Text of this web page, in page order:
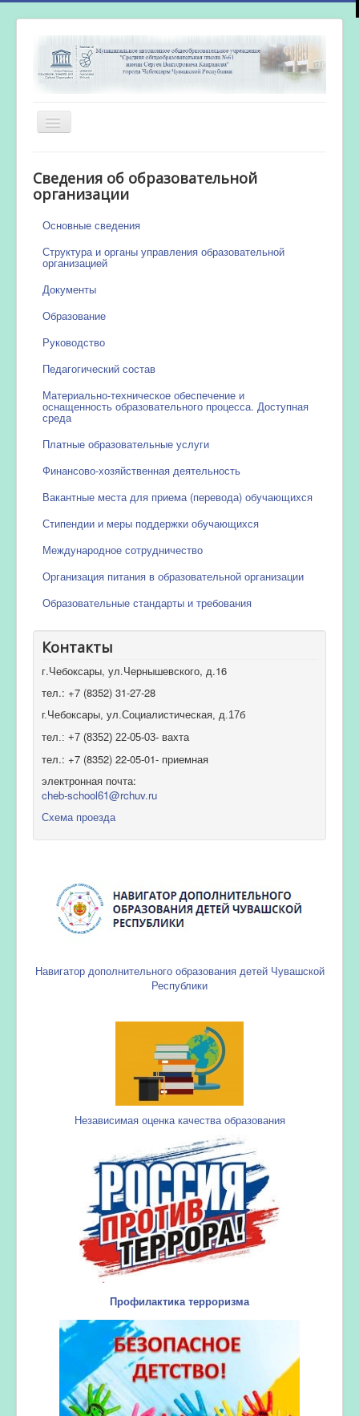
Включить/
выключить
Новости
Сведения об образовательной
организации
Основные сведения
Структура и органы управления образовательной
организацией
Документы
Образование
Руководство
Педагогический состав
Материально-техническое обеспечение и
оснащенность образовательного процесса. Доступная
среда
Платные образовательные услуги
Финансово-хозяйственная деятельность
Вакантные места для приема (перевода) обучающихся
Стипендии и меры поддержки обучающихся
Международное сотрудничество
Организация питания в образовательной организации
Образовательные стандарты и требования
Контакты
г.Чебоксары, ул.Чернышевского, д.16
тел.: +7 (8352) 31-27-28
г.Чебоксары, ул.Социалистическая, д.17б
тел.: +7 (8352) 22-05-03- вахта
тел.: +7 (8352) 22-05-01- приемная
электронная почта:
cheb-school61@rchuv.ru
Схема проезда
Навигатор дополнительного образования детей Чувашской
Республики
Независимая оценка качества образования
Профилактика терроризма